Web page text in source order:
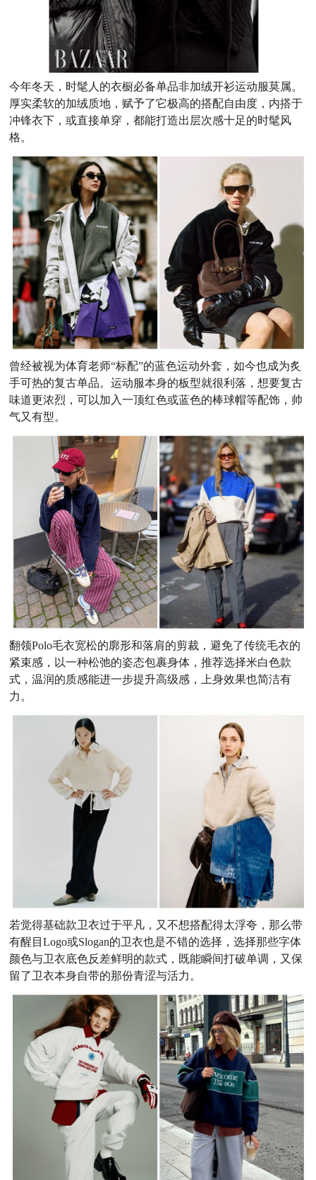
今年冬天，时髦人的衣橱必备单品非加绒开衫运动服莫属。
厚实柔软的加绒质地，赋予了它极高的搭配自由度，内搭于
冲锋衣下，或直接单穿，都能打造出层次感十足的时髦风
格。
曾经被视为体育老师“标配”的蓝色运动外套，如今也成为炙
手可热的复古单品。运动服本身的板型就很利落，想要复古
味道更浓烈，可以加入一顶红色或蓝色的棒球帽等配饰，帅
气又有型。
翻领Polo毛衣宽松的廓形和落肩的剪裁，避免了传统毛衣的
紧束感，以一种松弛的姿态包裹身体，推荐选择米白色款
式，温润的质感能进一步提升高级感，上身效果也简洁有
力。
若觉得基础款卫衣过于平凡，又不想搭配得太浮夸，那么带
有醒目Logo或Slogan的卫衣也是不错的选择，选择那些字体
颜色与卫衣底色反差鲜明的款式，既能瞬间打破单调，又保
留了卫衣本身自带的那份青涩与活力。